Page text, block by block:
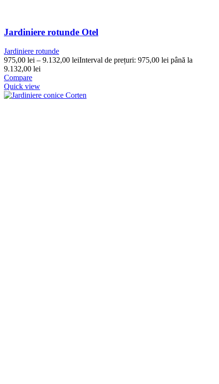
Jardiniere rotunde Otel
Jardiniere rotunde
975,00 lei – 9.132,00 leiInterval de prețuri: 975,00 lei până la
9.132,00 lei
Compare
Quick view